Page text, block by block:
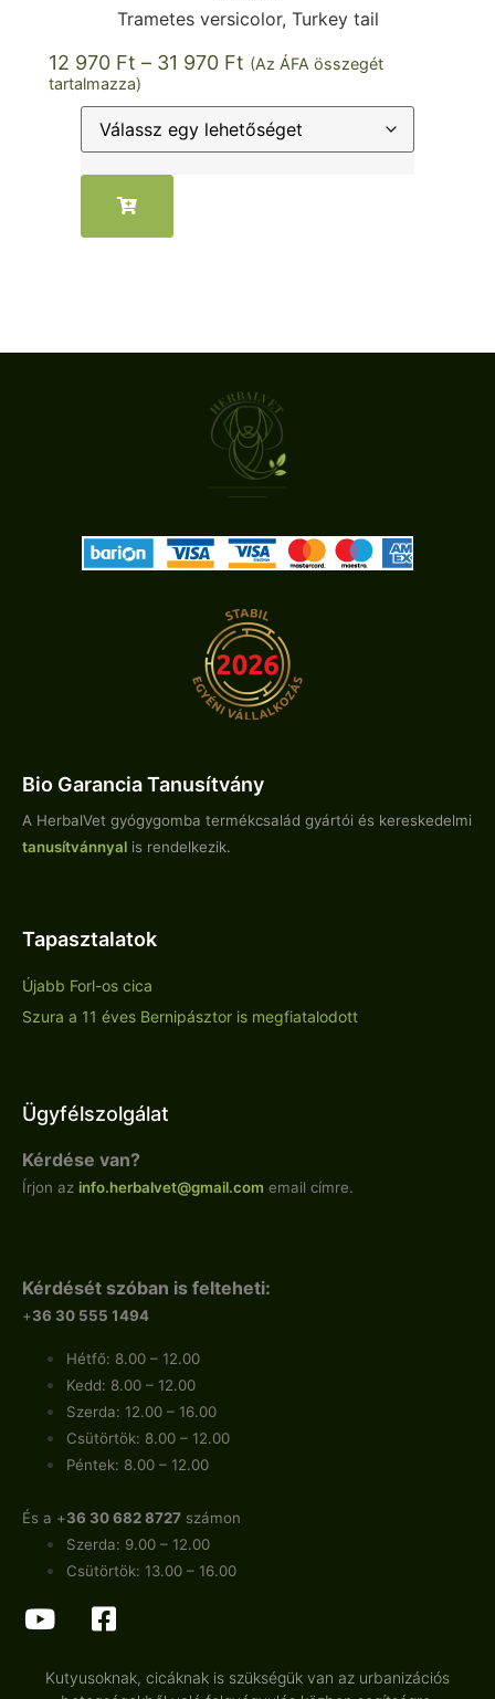
Trametes versicolor, Turkey tail
12 970 Ft – 31 970 Ft (Az ÁFA összegét
tartalmazza)
Bio Garancia Tanusítvány
A HerbalVet gyógygomba termékcsalád gyártói és kereskedelmi
tanusítvánnyal is rendelkezik.
Tapasztalatok
Újabb Forl-os cica
Szura a 11 éves Bernipásztor is megfiatalodott
Ügyfélszolgálat
Kérdése van?
Írjon az info.herbalvet@gmail.com email címre.
Kérdését szóban is felteheti:
+36 30 555 1494
Hétfő: 8.00 – 12.00
Kedd: 8.00 – 12.00
Szerda: 12.00 – 16.00
Csütörtök: 8.00 – 12.00
Péntek: 8.00 – 12.00
És a +36 30 682 8727 számon
Szerda: 9.00 – 12.00
Csütörtök: 13.00 – 16.00
Kutyusoknak, cicáknak is szükségük van az urbanizációs